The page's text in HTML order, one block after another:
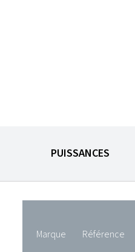
PUISSANCES
Marque Référence